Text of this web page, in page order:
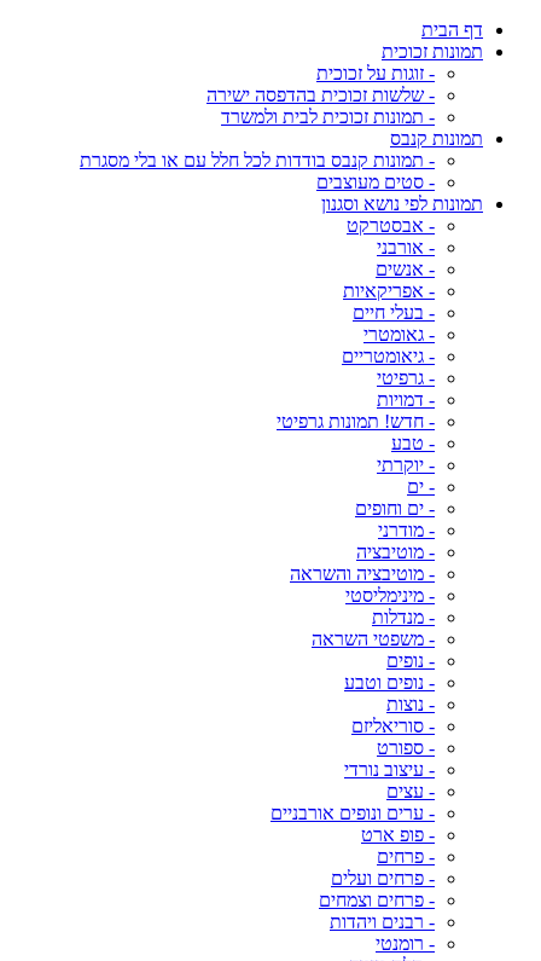
דף הבית
תמונות זכוכית
- זוגות על זכוכית
- שלשות זכוכית בהדפסה ישירה
- תמונות זכוכית לבית ולמשרד
תמונות קנבס
- תמונות קנבס בודדות לכל חלל עם או בלי מסגרת
- סטים מעוצבים
תמונות לפי נושא וסגנון
- אבסטרקט
- אורבני
- אנשים
- אפריקאיות
- בעלי חיים
- גאומטרי
- גיאומטריים
- גרפיטי
- דמויות
- חדש! תמונות גרפיטי
- טבע
- יוקרתי
- ים
- ים וחופים
- מודרני
- מוטיבציה
- מוטיבציה והשראה
- מינימליסטי
- מנדלות
- משפטי השראה
- נופים
- נופים וטבע
- נוצות
- סוריאליזם
- ספורט
- עיצוב נורדי
- עצים
- ערים ונופים אורבניים
- פופ ארט
- פרחים
- פרחים ועלים
- פרחים וצמחים
- רבנים ויהדות
- רומנטי